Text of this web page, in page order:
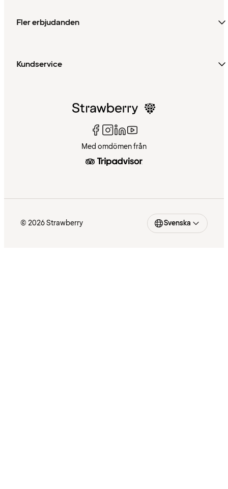
Fler erbjudanden
Kundservice
Med omdömen från
© 2026 Strawberry Svenska